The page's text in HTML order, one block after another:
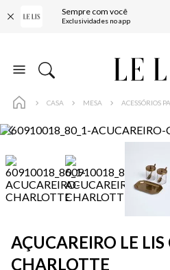
Sempre com você
Exclusividades no appFRETE
10% OFF NA
FRETE
10% OFF NA
CASA MESA ACESSÓRIOS
AÇUCAREIRO LE LIS
CHARLOTTE